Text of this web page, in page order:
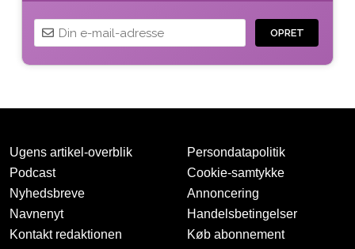
OPRET
Tak for oprettelsen
Ugens artikel-overblik
Podcast
Nyhedsbreve
Navnenyt
Kontakt redaktionen
Persondatapolitik
Cookie-samtykke
Annoncering
Handelsbetingelser
Køb abonnement